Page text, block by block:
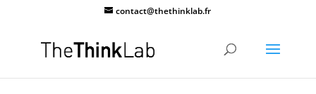
contact@thethinklab.fr